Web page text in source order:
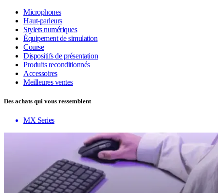
Microphones
Haut-parleurs
Stylets numériques
Équipement de simulation
Course
Dispositifs de présentation
Produits reconditionnés
Accessoires
Meilleures ventes
Des achats qui vous ressemblent
MX Series